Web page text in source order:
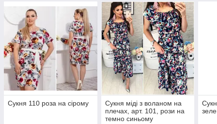
Сукня 110 роза на сірому
Сукня міді з воланом на
плечах, арт. 101, рози на
темно синьому